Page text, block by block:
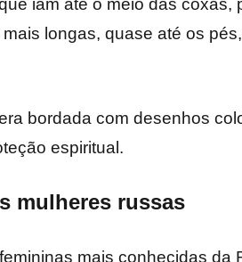
iam até o meio das coxas,
longas, quase até os
bordada com desenhos
espiritual.
mulheres russas
mais conhecidas da